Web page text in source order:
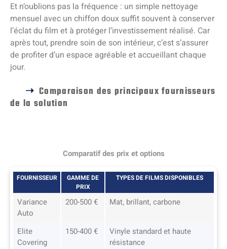
Et n’oublions pas la fréquence : un simple nettoyage
mensuel avec un chiffon doux suffit souvent à conserver
l’éclat du film et à protéger l’investissement réalisé. Car
après tout, prendre soin de son intérieur, c’est s’assurer
de profiter d’un espace agréable et accueillant chaque
jour.
Comparaison des principaux fournisseurs
de la solution
Comparatif des prix et options
FOURNISSEUR
GAMME DE
PRIX
TYPES DE FILMS DISPONIBLES
Variance
Auto
200-500 € Mat, brillant, carbone
Elite
Covering
150-400 €
Vinyle standard et haute
résistance